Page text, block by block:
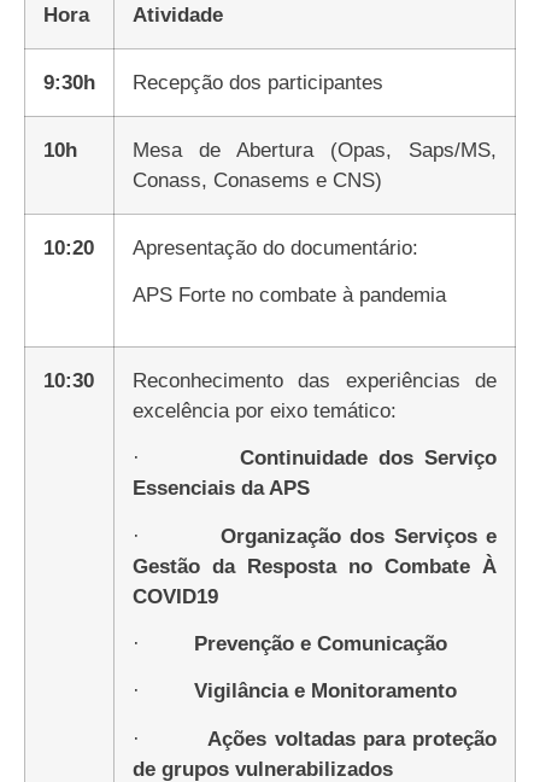
Hora Atividade
9:30h Recepção dos participantes
10h
Mesa de Abertura (Opas, Saps/MS,
Conass, Conasems e CNS)
10:20
Apresentação do documentário:
APS Forte no combate à pandemia
10:30
Reconhecimento das experiências de
excelência por eixo temático:
· Continuidade dos Serviço
Essenciais da APS
· Organização dos Serviços e
Gestão da Resposta no Combate À
COVID19
·
Prevenção e Comunicação
·
Vigilância e Monitoramento
· Ações voltadas para proteção
de grupos vulnerabilizados